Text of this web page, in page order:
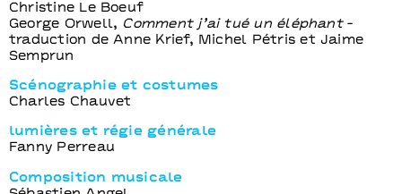
Christine Le Boeuf
George Orwell, Comment j’ai tué un éléphant-
traduction de Anne Krief, Michel Pétris et Jaime
Semprun
Scénographie et costumes
Charles Chauvet
lumières et régie générale
Fanny Perreau
Composition musicale